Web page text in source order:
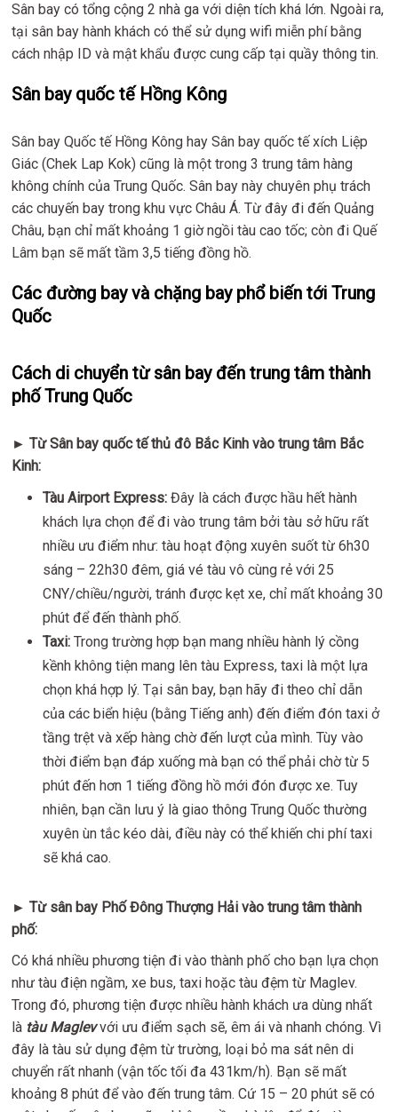
Sân bay có tổng cộng 2 nhà ga với diện tích khá lớn. Ngoài ra,
tại sân bay hành khách có thể sử dụng wifi miễn phí bằng
cách nhập ID và mật khẩu được cung cấp tại quầy thông tin.
Sân bay quốc tế Hồng Kông
Sân bay Quốc tế Hồng Kông hay Sân bay quốc tế xích Liệp
Giác (Chek Lap Kok) cũng là một trong 3 trung tâm hàng
không chính của Trung Quốc. Sân bay này chuyên phụ trách
các chuyến bay trong khu vực Châu Á. Từ đây đi đến Quảng
Châu, bạn chỉ mất khoảng 1 giờ ngồi tàu cao tốc; còn đi Quế
Lâm bạn sẽ mất tầm 3,5 tiếng đồng hồ.
Các đường bay và chặng bay phổ biến tới Trung
Quốc
Cách di chuyển từ sân bay đến trung tâm thành
phố Trung Quốc
►Từ Sân bay quốc tế thủ đô Bắc Kinh vào trung tâm Bắc
Kinh:
Tàu Airport Express: Đây là cách được hầu hết hành
khách lựa chọn để đi vào trung tâm bởi tàu sở hữu rất
nhiều ưu điểm như: tàu hoạt động xuyên suốt từ 6h30
sáng – 22h30 đêm, giá vé tàu vô cùng rẻ với 25
CNY/chiều/người, tránh được kẹt xe, chỉ mất khoảng 30
phút để đến thành phố.
Taxi: Trong trường hợp bạn mang nhiều hành lý cồng
kềnh không tiện mang lên tàu Express, taxi là một lựa
chọn khá hợp lý. Tại sân bay, bạn hãy đi theo chỉ dẫn
của các biển hiệu (bằng Tiếng anh) đến điểm đón taxi ở
tầng trệt và xếp hàng chờ đến lượt của mình. Tùy vào
thời điểm bạn đáp xuống mà bạn có thể phải chờ từ 5
phút đến hơn 1 tiếng đồng hồ mới đón được xe. Tuy
nhiên, bạn cần lưu ý là giao thông Trung Quốc thường
xuyên ùn tắc kéo dài, điều này có thể khiến chi phí taxi
sẽ khá cao.
►Từ sân bay Phố Đông Thượng Hải vào trung tâm thành
phố:
Có khá nhiều phương tiện đi vào thành phố cho bạn lựa chọn
như tàu điện ngầm, xe bus, taxi hoặc tàu đệm từ Maglev.
Trong đó, phương tiện được nhiều hành khách ưa dùng nhất
là tàu Maglevvới ưu điểm sạch sẽ, êm ái và nhanh chóng. Vì
đây là tàu sử dụng đệm từ trường, loại bỏ ma sát nên di
chuyển rất nhanh (vận tốc tối đa 431km/h). Bạn sẽ mất
khoảng 8 phút để vào đến trung tâm. Cứ 15 – 20 phút sẽ có